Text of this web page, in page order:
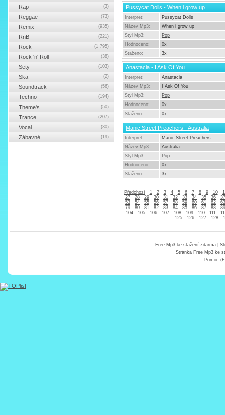
Pussycat Dolls - When i grow up
Interpret:
Pussycat Dolls
Název Mp3:
When i grow up
Styl Mp3:
Pop
Hodnoceno:
0x
Staženo:
3x
Anastacia - I Ask Of You
Interpret:
Anastacia
Název Mp3:
I Ask Of You
Styl Mp3:
Pop
Hodnoceno:
0x
Staženo:
0x
Manic Street Preachers - Australia
Interpret:
Manic Street Preachers
Název Mp3:
Australia
Styl Mp3:
Pop
Hodnoceno:
0x
Staženo:
3x
Předchozí 1 2 3 4 5 6 7 8 9 10
27
28 29 30 31 32 33 34 35 36
37
53
54 55 56 57 58 59 60 61 62
63
79
80 81 82 83 84 85 86 87 88
89
104
105 106 107 108 109 110 111
125
126 127 128
Rap (3)
Reggae (73)
Remix (935)
RnB (221)
Rock (1 795)
Rock 'n' Roll (38)
Sety (103)
Ska (2)
Soundtrack (56)
Techno (194)
Theme's (50)
Trance (207)
Vocal (30)
Zábavné (19)
Free Mp3 ke stažení zdarma|
Stránka Free Mp3 ke
Pomoc